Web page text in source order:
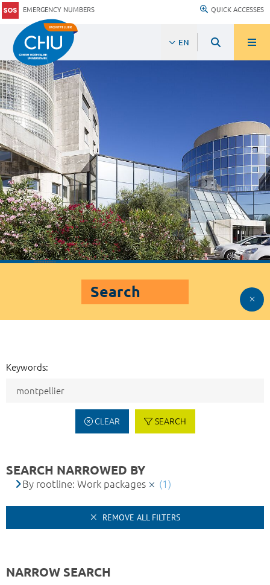
EMERGENCY NUMBERS QUICK ACCESSES
EN
Search
Keywords:
CLEAR SEARCH
SEARCH NARROWED BY
By rootline: Work packages (1)
REMOVE ALL FILTERS
NARROW SEARCH